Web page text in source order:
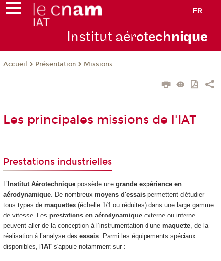
FR
Institut aérotechnique
Accueil Présentation Missions
Les principales missions de l'IAT
Prestations industrielles
L’ Institut Aérotechniquepossède une grande expérience en
aérodynamique. De nombreux moyens d'essaispermettent d’étudier
tous types demaquettes(échelle 1/1 ou réduites) dans une large gamme
de vitesse. Les prestations en aérodynamiqueexterne ou interne
peuvent aller de la conception à l’instrumentation d’une maquette, de la
réalisation à l’analyse des essais. Parmi les équipements spéciaux
disponibles, l'IAT s'appuie notamment sur :